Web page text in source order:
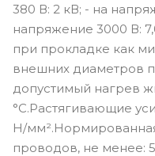
380 В: 2 кВ; - на
напряжение 3000 В:
при прокладке как
внешних диаметров
допустимый нагрев
°С.Растягивающие
Н/
проводов, не менее: